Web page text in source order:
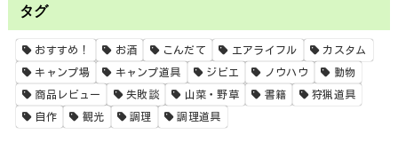
タグ
おすすめ！ お酒 こんだて エアライフル カスタム
キャンプ場 キャンプ道具 ジビエ ノウハウ 動物
商品レビュー 失敗談 山菜・野草 書籍 狩猟道具
自作 観光 調理 調理道具